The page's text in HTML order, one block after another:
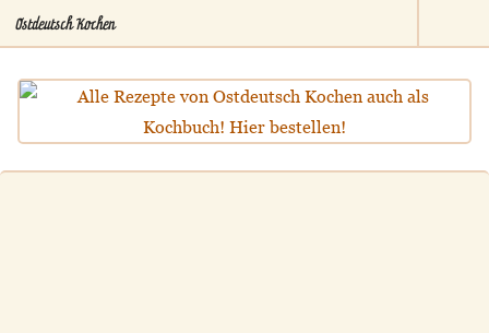
Ostdeutsch Kochen